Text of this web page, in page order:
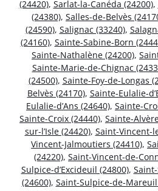
(24420), Sarlat-la-Canéda (24200),
(24380), Salles-de-Belvès
(24590), Salignac (33240),
(24160), Sainte-Sabine-Born
Sainte-Nathalène (24200),
Sainte-Marie-de-Chignac
(24500), Sainte-Foy-de-Longas
Belvès (24170), Sainte-Eulalie-
Eulalie-d’Ans (24640), Sainte-
Sainte-Croix (24440), Sainte-
sur-l’Isle (24420), Saint-Vincent-
Vincent-Jalmoutiers (24410),
(24220), Saint-Vincent-de-
Sulpice-d’Excideuil (24800),
(24600), Saint-Sulpice-de-Mareuil